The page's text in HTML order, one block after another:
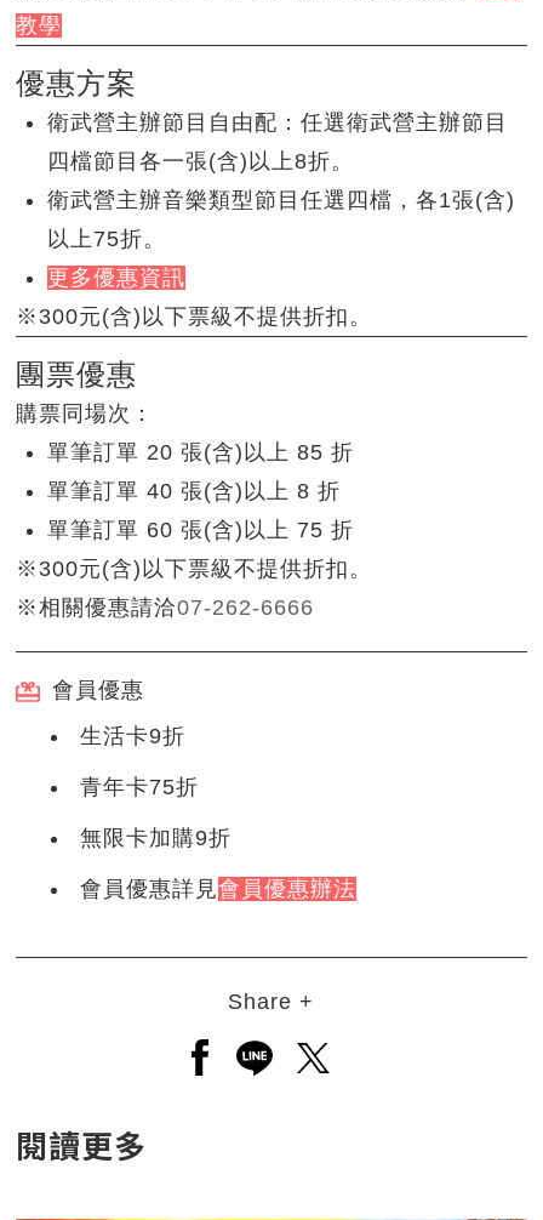
教學
優惠方案
衛武營主辦節目自由配：任選衛武營主辦節目
四檔節目各一張(含)以上8折。
衛武營主辦音樂類型節目任選四檔，各1張(含)
以上75折。
更多優惠資訊
※300元(含)以下票級不提供折扣。
團票優惠
購票同場次：
單筆訂單 20 張(含)以上 85 折
單筆訂單 40 張(含)以上 8 折
單筆訂單 60 張(含)以上 75 折
※300元(含)以下票級不提供折扣。
※相關優惠請洽07-262-6666
會員優惠
生活卡9折
青年卡75折
無限卡加購9折
會員優惠詳見會員優惠辦法
Share +
另開新視窗分享至facebook
另開新視窗分享至line
另開新視窗分享至
閱讀更多